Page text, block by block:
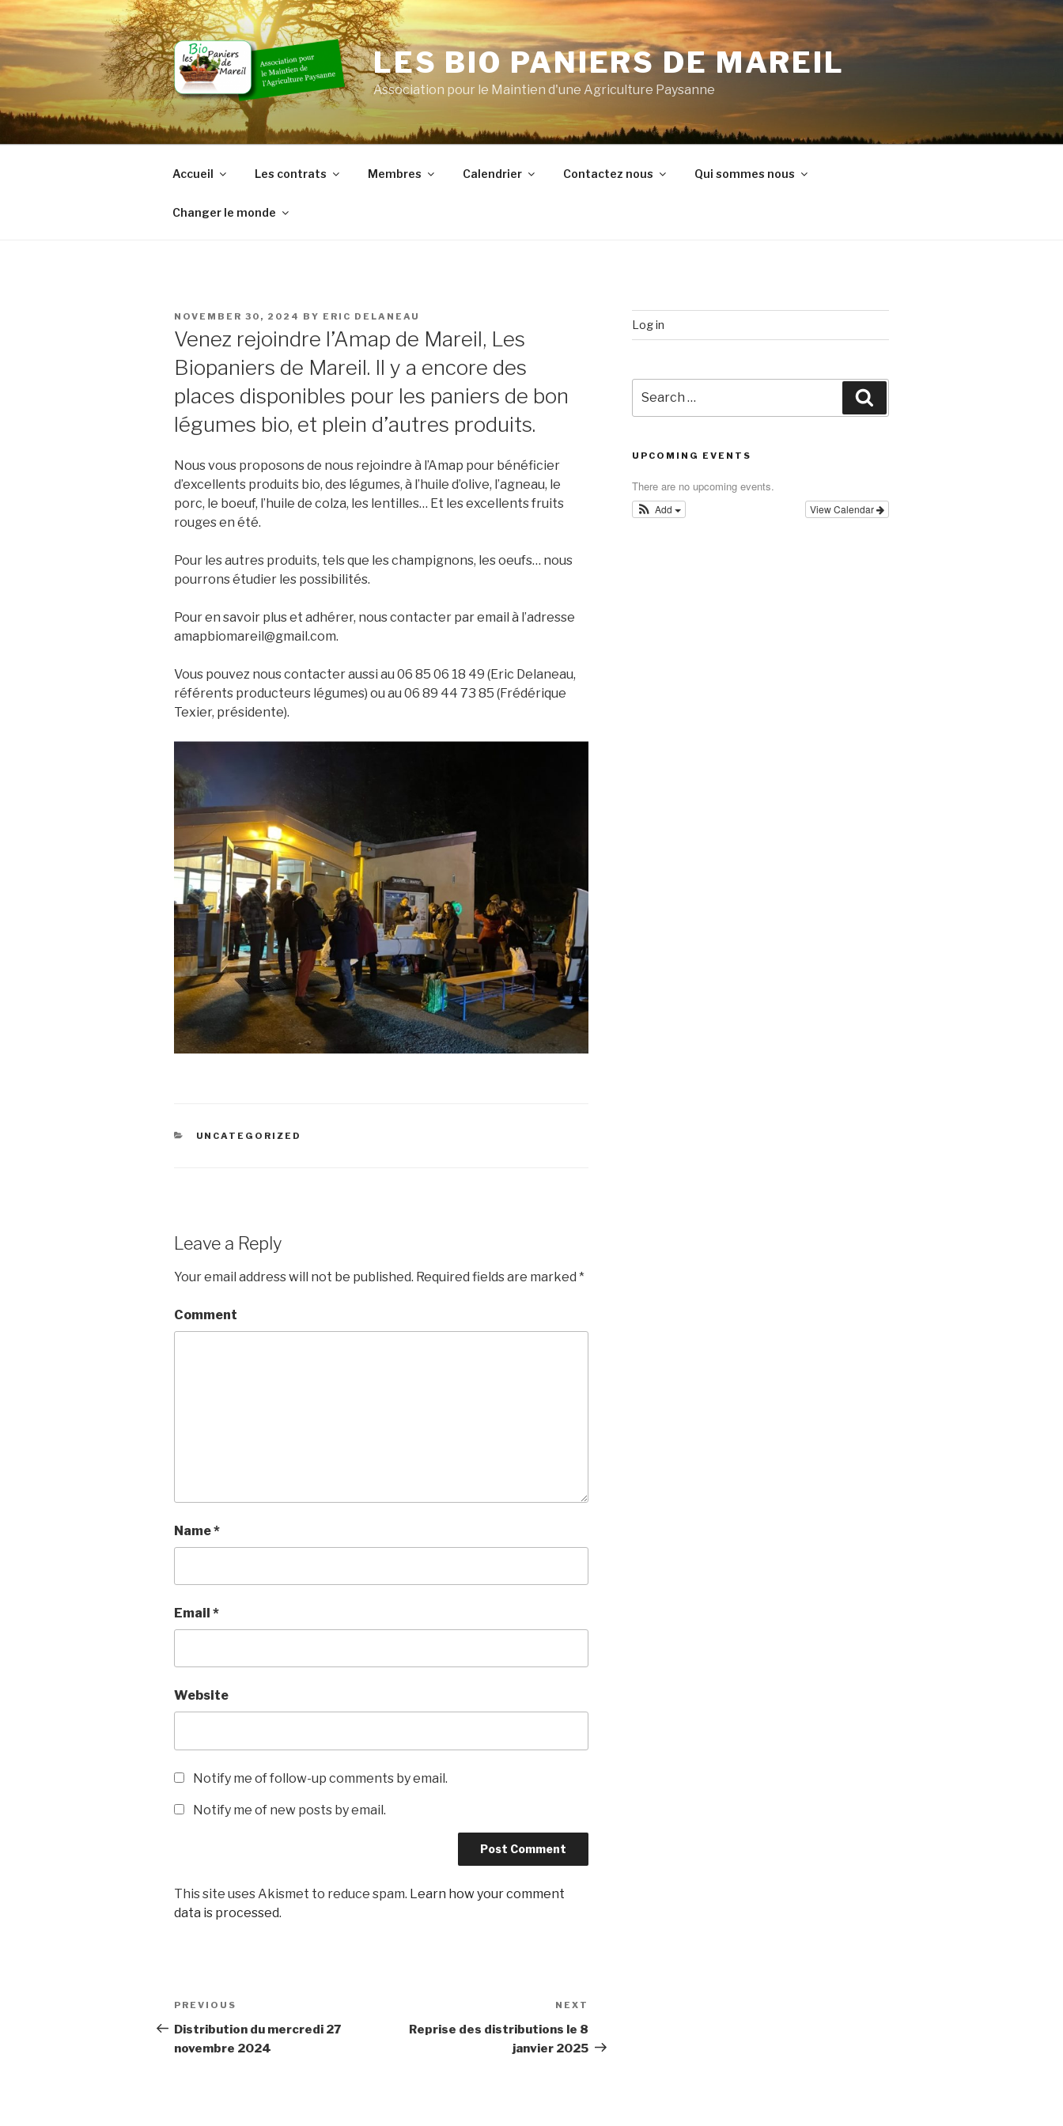
Skip
to
content
LES BIO PANIERS DE MAREIL
Association pour le Maintien d'une Agriculture Paysanne
Accueil Les contrats Membres Calendrier Contactez nous Qui sommes nous
Changer le monde
POSTED
NOVEMBER 30, 2024 BY ERIC DELANEAU
Venez rejoindre l’Amap de Mareil, Les
Biopaniers de Mareil. Il y a encore des
places disponibles pour les paniers de bon
légumes bio, et plein d’autres produits.
Nous vous proposons de nous rejoindre à l’Amap pour bénéficier
d’excellents produits bio, des légumes, à l’huile d’olive, l’agneau, le
porc, le boeuf, l’huile de colza, les lentilles… Et les excellents fruits
rouges en été.
Pour les autres produits, tels que les champignons, les oeufs… nous
pourrons étudier les possibilités.
Pour en savoir plus et adhérer, nous contacter par email à l’adresse
amapbiomareil@gmail.com.
Vous pouvez nous contacter aussi au 06 85 06 18 49 (Eric Delaneau,
référents producteurs légumes) ou au 06 89 44 73 85 (Frédérique
Texier, présidente).
CATEGORIES
UNCATEGORIZED
Leave a Reply
Your email address will not be published. Required fields are marked *
Comment
Name*
Email *
Website
Notify me of follow-up comments by email.
Notify me of new posts by email.
This site uses Akismet to reduce spam. Learn how your comment
data is processed.
Post
navigation
Previous
Post
PREVIOUS
Distribution du mercredi 27
novembre 2024
NEXT
Reprise des distributions le 8
janvier 2025
Log in
for:
UPCOMING EVENTS
There are no upcoming events.
View Calendar
Add